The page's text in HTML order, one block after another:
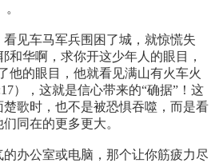
见车马军兵围困了城，就惊慌失
和华啊，求你开这少年人的眼目，
他的眼目，他就看见满山有火车火
），这就是信心带来的“确据”！这
歌时，也不是被恐惧吞噬，而是看
同在的更多更大。
办公室或电脑，那个让你筋疲力尽